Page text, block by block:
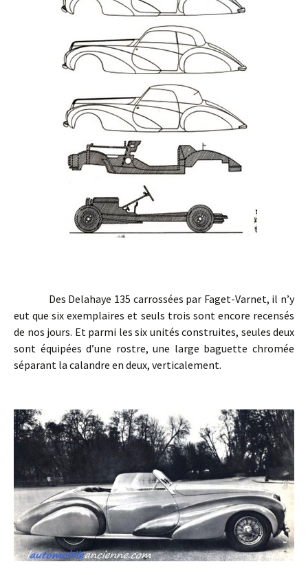
Des Delahaye 135 carrossées par Faget-Varnet, il n’y
eut que six exemplaires et seuls trois sont encore recensés
de nos jours. Et parmi les six unités construites, seules deux
sont équipées d’une rostre, une large baguette chromée
séparant la calandre en deux, verticalement.